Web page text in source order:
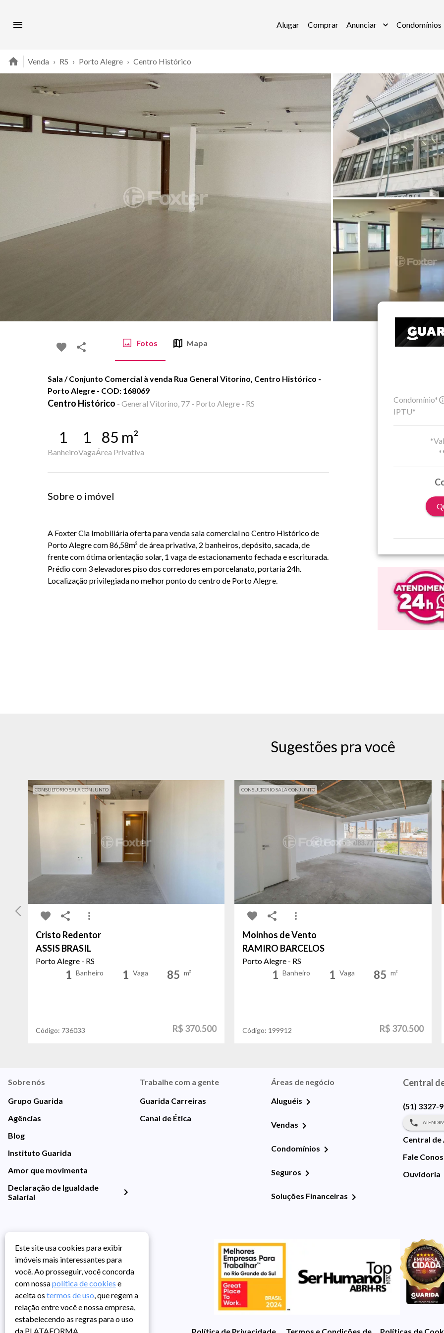
Alugar Comprar Anunciar Condomínios
Venda › RS › Porto Alegre › Centro Histórico
Fotos Mapa
Sala / Conjunto Comercial à venda Rua General Vitorino, Centro Histórico -
Porto Alegre - COD: 168069
Centro Histórico - General Vitorino, 77 - Porto Alegre - RS
1
Banheiro
1
Vaga
85 m²
Área Privativa
Sobre o imóvel
A Foxter Cia Imobiliária oferta para venda sala comercial no Centro Histórico de
Porto Alegre com 86,58m² de área privativa, 2 banheiros, depósito, sacada, de
frente com ótima orientação solar, 1 vaga de estacionamento fechada e escriturada.
Prédio com 3 elevadores piso dos corredores em porcelanato, portaria 24h.
Localização privilegiada no melhor ponto do centro de Porto Alegre.
Condomínio*
IPTU*
Sugestões pra você
CONSULTORIO SALA CONJUNTO
Cristo Redentor
ASSIS BRASIL
Porto Alegre - RS
1 Banheiro 1 Vaga 85 m²
Código: 736033 R$ 370.500
CONSULTORIO SALA CONJUNTO
Moinhos de Vento
RAMIRO BARCELOS
Porto Alegre - RS
1 Banheiro 1 Vaga 85 m²
Código: 199912 R$ 370.500
Sobre nós
Grupo Guarida
Agências
Blog
Instituto Guarida
Amor que movimenta
Declaração de Igualdade
Salarial
Trabalhe com a gente
Guarida Carreiras
Canal de Ética
Áreas de negócio
Aluguéis
Vendas
Condomínios
Seguros
Soluções Financeiras
Central
(51) 3327-
Central de
Fale
Ouvidoria
Política de Privacidade Termos e Condições de UsoPolíticas de
Este site usa cookies para exibir
imóveis mais interessantes para
você. Ao prosseguir, você concorda
com nossapolítica de cookies e
aceita os termos de uso, que regem a
relação entre você e nossa empresa,
estabelecendo as regras para o uso
da PLATAFORMA.